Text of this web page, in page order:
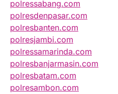
polressabang.com
polresdenpasar.com
polresbanten.com
polresjambi.com
polressamarinda.com
polresbanjarmasin.com
polresbatam.com
polresambon.com